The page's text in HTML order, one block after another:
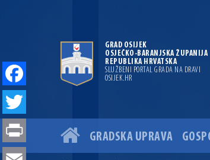
GRAD OSIJEK
OSJEČKO-BARANJSKA ŽUPANIJA
REPUBLIKA HRVATSKA
SLUŽBENI PORTAL GRADA NA DRAVI
OSIJEK.HR
GRADSKA UPRAVA
04.07.2026 | Zbog povoljnih vodostaja i
04.08.2026 | U Osijeku obilježen Dan
Facebook
Twitter
Print